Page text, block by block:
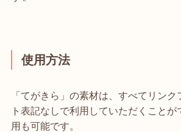
使用方法
「てがきら」の素材は、すべてリン
ト表記なしで利用していただくことが
用も可能です。